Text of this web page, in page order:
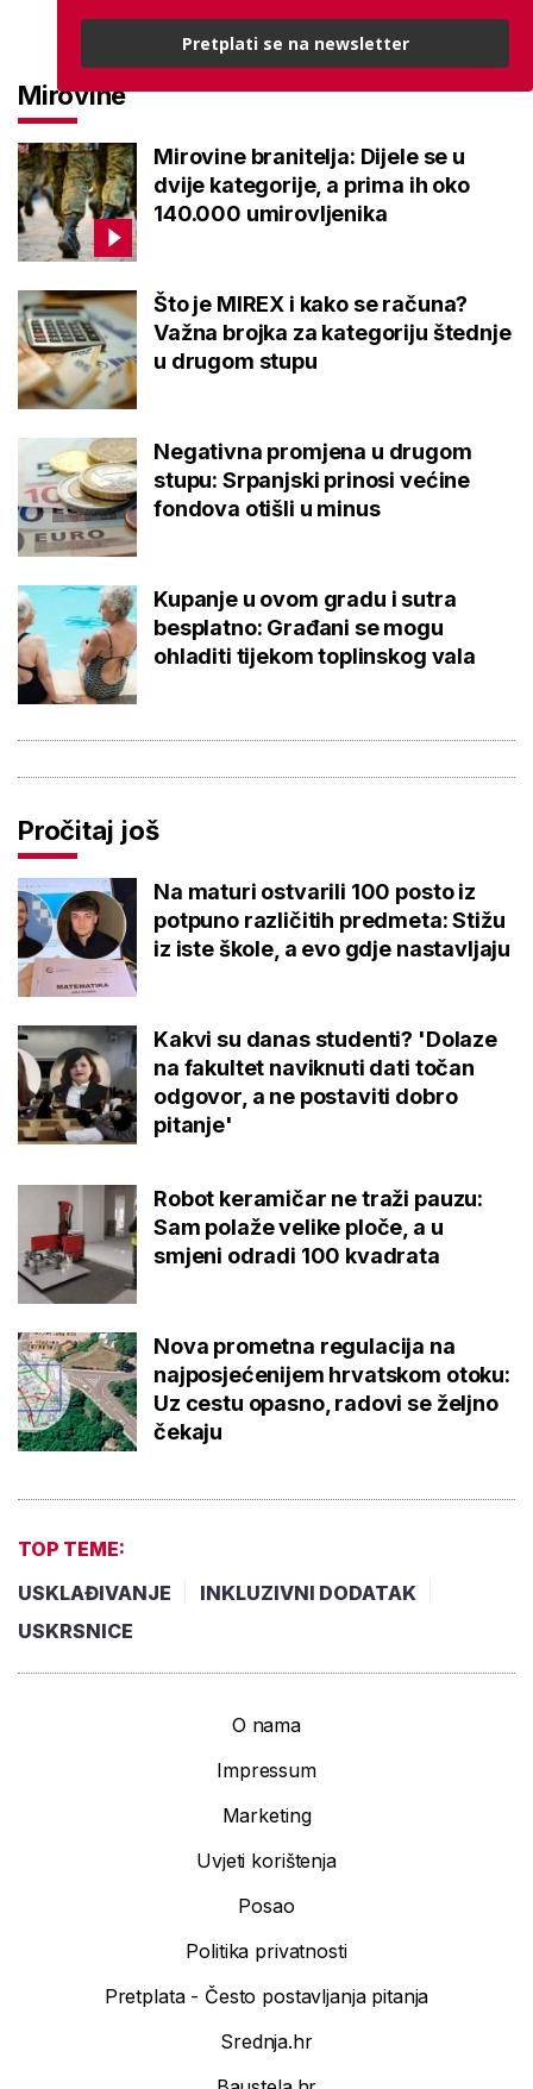
Mirovine
Mirovine branitelja: Dijele se u
dvije kategorije, a prima ih oko
140.000 umirovljenika
Što je MIREX i kako se računa?
Važna brojka za kategoriju štednje
u drugom stupu
Negativna promjena u drugom
stupu: Srpanjski prinosi većine
fondova otišli u minus
Kupanje u ovom gradu i sutra
besplatno: Građani se mogu
ohladiti tijekom toplinskog vala
Pročitaj još
Na maturi ostvarili 100 posto iz
potpuno različitih predmeta: Stižu
iz iste škole, a evo gdje nastavljaju
Kakvi su danas studenti? 'Dolaze
na fakultet naviknuti dati točan
odgovor, a ne postaviti dobro
pitanje'
Robot keramičar ne traži pauzu:
Sam polaže velike ploče, a u
smjeni odradi 100 kvadrata
Nova prometna regulacija na
najposjećenijem hrvatskom otoku:
Uz cestu opasno, radovi se željno
čekaju
TOP TEME:
USKLAĐIVANJE
INKLUZIVNI DODATAK
USKRSNICE
O nama
Impressum
Marketing
Uvjeti korištenja
Posao
Politika privatnosti
Pretplata - Često postavljanja pitanja
Srednja.hr
Pretplati se na newsletter